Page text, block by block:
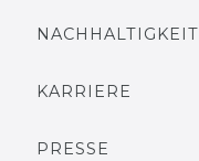
NACHHALTIGKEIT
KARRIERE
PRESSE